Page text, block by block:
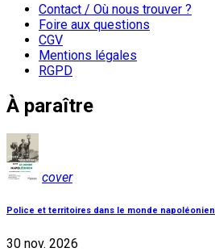
Contact / Où nous trouver ?
Foire aux questions
CGV
Mentions légales
RGPD
À paraître
cover
Police et territoires dans le monde napoléonien
30 nov. 2026